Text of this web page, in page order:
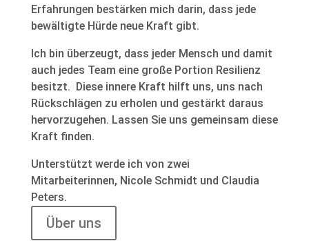
Erfahrungen bestärken mich darin, dass jede
bewältigte Hürde neue Kraft gibt.
Ich bin überzeugt, dass jeder Mensch und damit
auch jedes Team eine große Portion Resilienz
besitzt. Diese innere Kraft hilft uns, uns nach
Rückschlägen zu erholen und gestärkt daraus
hervorzugehen. Lassen Sie uns gemeinsam diese
Kraft finden.
Unterstützt werde ich von zwei
Mitarbeiterinnen, Nicole Schmidt und Claudia
Peters.
Über uns